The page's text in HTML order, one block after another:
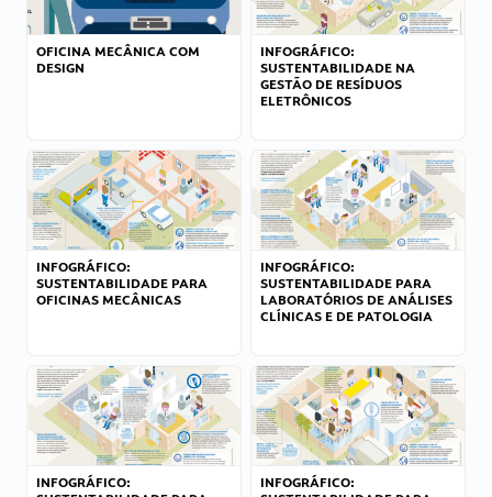
OFICINA MECÂNICA COM
DESIGN
INFOGRÁFICO:
SUSTENTABILIDADE NA
GESTÃO DE RESÍDUOS
ELETRÔNICOS
INFOGRÁFICO:
SUSTENTABILIDADE PARA
OFICINAS MECÂNICAS
INFOGRÁFICO:
SUSTENTABILIDADE PARA
LABORATÓRIOS DE ANÁLISES
CLÍNICAS E DE PATOLOGIA
INFOGRÁFICO:
INFOGRÁFICO: